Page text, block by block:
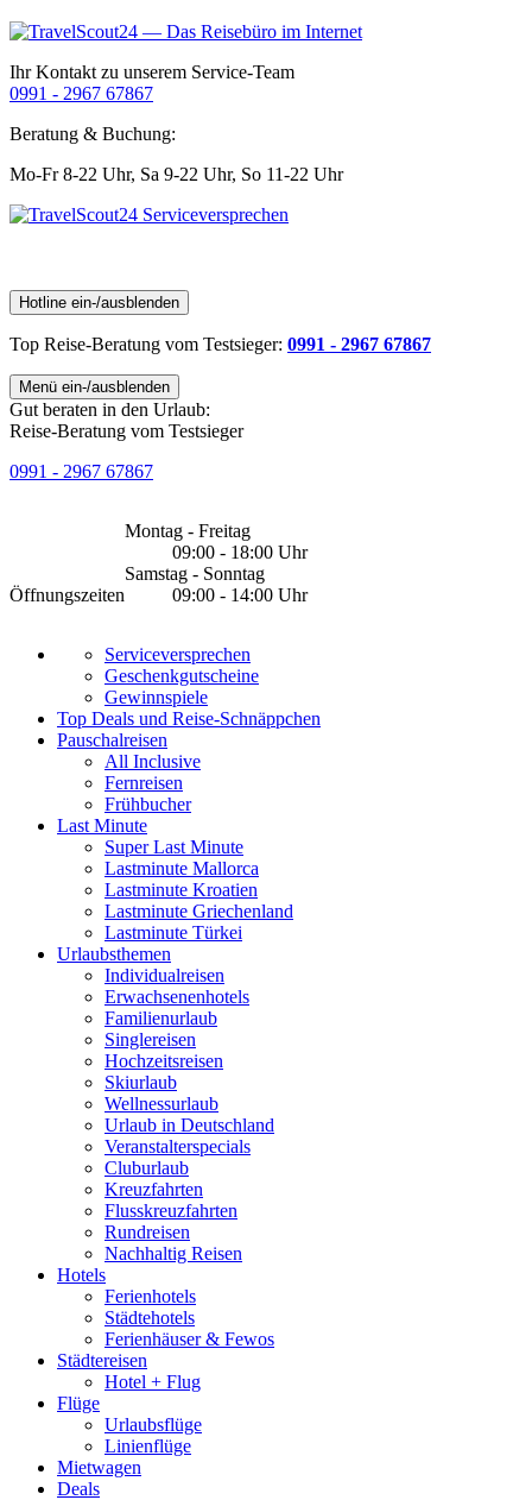
Ihr Kontakt zu unserem Service-Team
0991 - 2967 67867
Beratung & Buchung:
Mo-Fr 8-22 Uhr, Sa 9-22 Uhr, So 11-22 Uhr
Hotline ein-/ausblenden
Top Reise-Beratung vom Testsieger: 0991 - 2967 67867
Menü ein-/ausblenden
Gut beraten in den Urlaub:
Reise-Beratung vom Testsieger
0991 - 2967 67867
Öffnungszeiten
Montag - Freitag
09:00 - 18:00 Uhr
Samstag - Sonntag
09:00 - 14:00 Uhr
Serviceversprechen
Geschenkgutscheine
Gewinnspiele
Top Deals und Reise-Schnäppchen
Pauschalreisen
All Inclusive
Fernreisen
Frühbucher
Last Minute
Super Last Minute
Lastminute Mallorca
Lastminute Kroatien
Lastminute Griechenland
Lastminute Türkei
Urlaubsthemen
Individualreisen
Erwachsenenhotels
Familienurlaub
Singlereisen
Hochzeitsreisen
Skiurlaub
Wellnessurlaub
Urlaub in Deutschland
Veranstalterspecials
Cluburlaub
Kreuzfahrten
Flusskreuzfahrten
Rundreisen
Nachhaltig Reisen
Hotels
Ferienhotels
Städtehotels
Ferienhäuser & Fewos
Städtereisen
Hotel + Flug
Flüge
Urlaubsflüge
Linienflüge
Mietwagen
Deals